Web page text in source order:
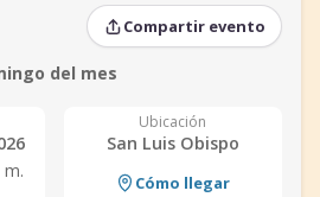
Compartir evento
del mes
m.
Ubicación
San Luis Obispo
Cómo llegar